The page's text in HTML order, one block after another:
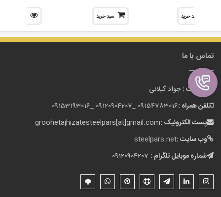
سبد خرید سبد خرید
تماس با ما
مدیریت :جواد گیلانی
تلفن همراه :09154783016 _
09120904207 _
09153193016
پست الکترونیک :groohetajhizatesteelpars[at]gmail.com
وب سایت :steelpars.net
شماره موبایل تلگرام :